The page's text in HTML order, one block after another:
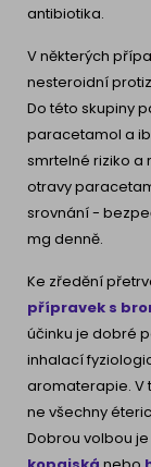
antibiotika.
V některých
nesteroidní
Do této skupiny
paracetamol a
smrtelné riziko a
otravy
srovnání -
mg denně.
Ke zředění
přípravek s
účinku je dobré
inhalací
aromaterapie. V
ne všechny
Dobrou volbou